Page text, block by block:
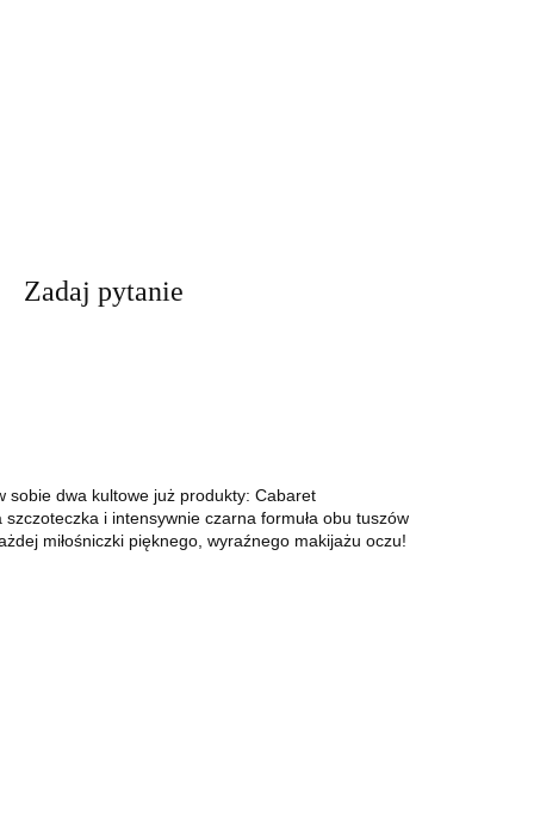
Zadaj pytanie
sobie dwa kultowe już produkty: Cabaret
i intensywnie czarna formuła obu tuszów
miłośniczki pięknego, wyraźnego makijażu oczu!